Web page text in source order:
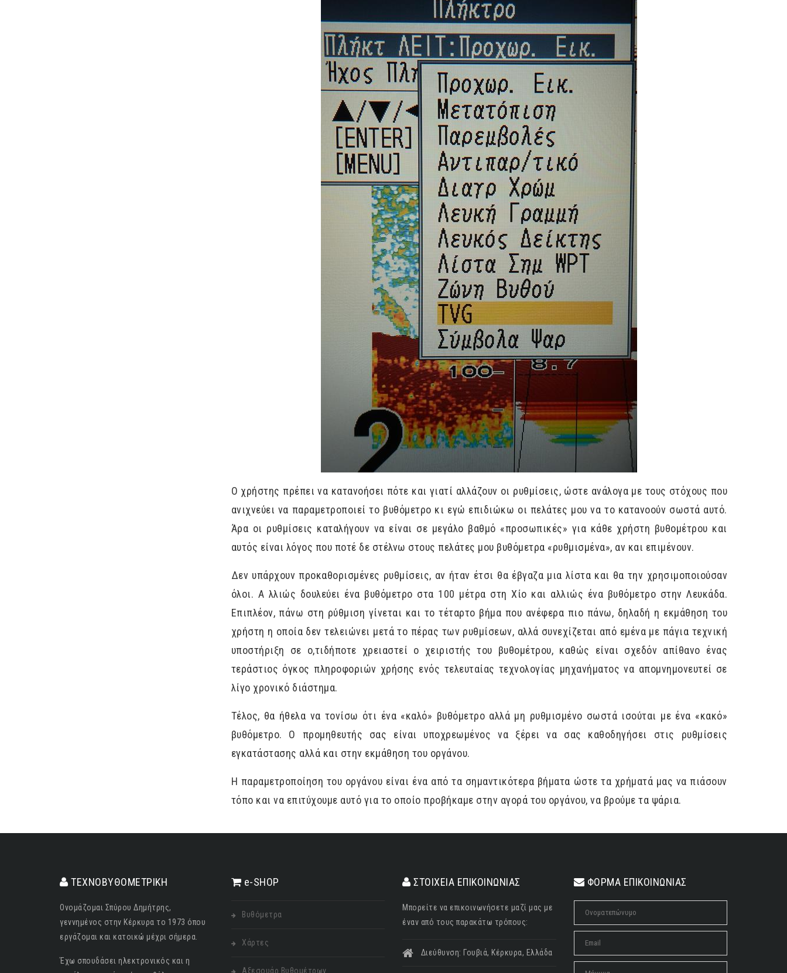
Ο χρήστης πρέπει να κατανοήσει πότε και γιατί αλλάζουν οι ρυθμίσεις, ώστε ανάλογα με τους στόχους που
ανιχνεύει να παραμετροποιεί το βυθόμετρο κι εγώ επιδιώκω οι πελάτες μου να το κατανοούν σωστά αυτό.
Άρα οι ρυθμίσεις καταλήγουν να είναι σε μεγάλο βαθμό «προσωπικές» για κάθε χρήστη βυθομέτρου και
αυτός είναι λόγος που ποτέ δε στέλνω στους πελάτες μου βυθόμετρα «ρυθμισμένα», αν και επιμένουν.
Δεν υπάρχουν προκαθορισμένες ρυθμίσεις, αν ήταν έτσι θα έβγαζα μια λίστα και θα την χρησιμοποιούσαν
όλοι. Α λλιώς δουλεύει ένα βυθόμετρο στα 100 μέτρα στη Χίο και αλλιώς ένα βυθόμετρο στην Λευκάδα.
Επιπλέον, πάνω στη ρύθμιση γίνεται και το τέταρτο βήμα που ανέφερα πιο πάνω, δηλαδή η εκμάθηση του
χρήστη η οποία δεν τελειώνει μετά το πέρας των ρυθμίσεων, αλλά συνεχίζεται από εμένα με πάγια τεχνική
υποστήριξη σε ο,τιδήποτε χρειαστεί ο χειριστής του βυθομέτρου, καθώς είναι σχεδόν απίθανο ένας
τεράστιος όγκος πληροφοριών χρήσης ενός τελευταίας τεχνολογίας μηχανήματος να απομνημονευτεί σε
λίγο χρονικό διάστημα.
Τέλος, θα ήθελα να τονίσω ότι ένα «καλό» βυθόμετρο αλλά μη ρυθμισμένο σωστά ισούται με ένα «κακό»
βυθόμετρο. Ο προμηθευτής σας είναι υποχρεωμένος να ξέρει να σας καθοδηγήσει στις ρυθμίσεις
εγκατάστασης αλλά και στην εκμάθηση του οργάνου.
Η παραμετροποίηση του οργάνου είναι ένα από τα σημαντικότερα βήματα ώστε τα χρήματά μας να πιάσουν
τόπο και να επιτύχουμε αυτό για το οποίο προβήκαμε στην αγορά του οργάνου, να βρούμε τα ψάρια.
ΤΕΧΝΟΒΥΘΟΜΕΤΡΙΚΗ
Ονομάζομαι Σπύρου Δημήτρης,
γεννημένος στην Κέρκυρα το 1973 όπου
εργάζομαι και κατοικώ μέχρι σήμερα.
Έχω σπουδάσει ηλεκτρονικός και η
e-SHOP
Βυθόμετρα
Χάρτες
Αξεσουάρ Βυθομέτρων
ΣΤΟΙΧΕΙΑ ΕΠΙΚΟΙΝΩΝΙΑΣ
Μπορείτε να επικοινωνήσετε μαζί μας με
έναν από τους παρακάτω τρόπους:
Διεύθυνση: Γουβιά, Κέρκυρα, Ελλάδα
ΦΟΡΜΑ ΕΠΙΚΟΙΝΩΝΙΑΣ